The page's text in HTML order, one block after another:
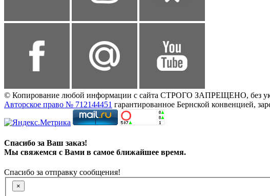
© Копирование любой информации с сайта СТРОГО ЗАПРЕЩЕНО, без
Авторское право № 712144451 гарантированное Бернской конвенцией,
Спасибо за Ваш заказ!
Мы свяжемся с Вами в самое ближайшее время.
Спасибо за отправку сообщения!
×